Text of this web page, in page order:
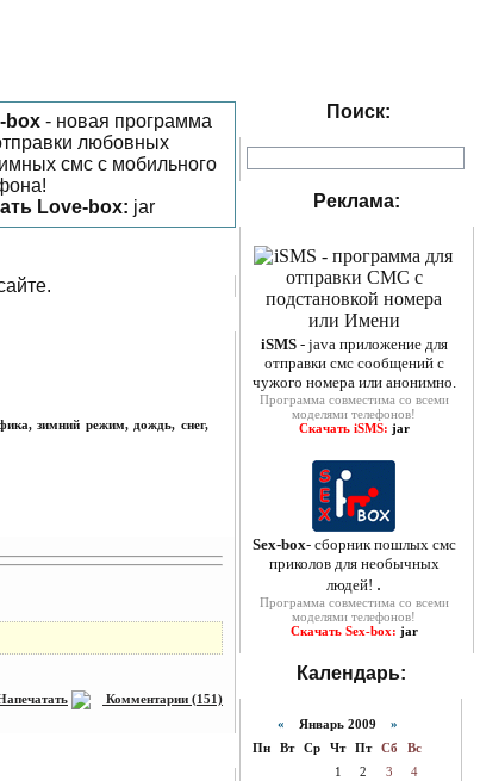
box - новая программа
любовных
смс с мобильного
Love-box: jar
зимний режим, дождь, снег,
Комментарии (151)
Поиск:
Реклама:
iSMS - java приложение для
отправки смс сообщений с
чужого номера или анонимно.
Программа совместима со всеми
моделями телефонов!
Скачать iSMS: jar
Sex-box- сборник пошлых смс
приколов для необычных
людей! .
Программа совместима со всеми
моделями телефонов!
Скачать Sex-box: jar
Календарь:
« Январь 2009 »
Пн
Вт Ср Чт Пт Сб
Вс
1
2 3
4